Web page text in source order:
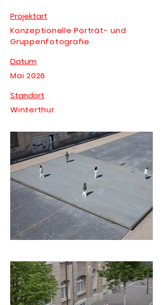
Projektart
Konzeptionelle Porträt- und
Gruppenfotografie
Datum
Mai 2026
Standort
Winterthur